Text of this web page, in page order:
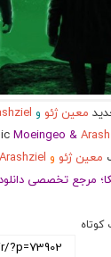
معین ژئو و
Moeingeo &
معین ژئو و Arashziel
مرجع تخصصی